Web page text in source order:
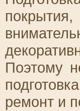
Поэтому
ремонт и